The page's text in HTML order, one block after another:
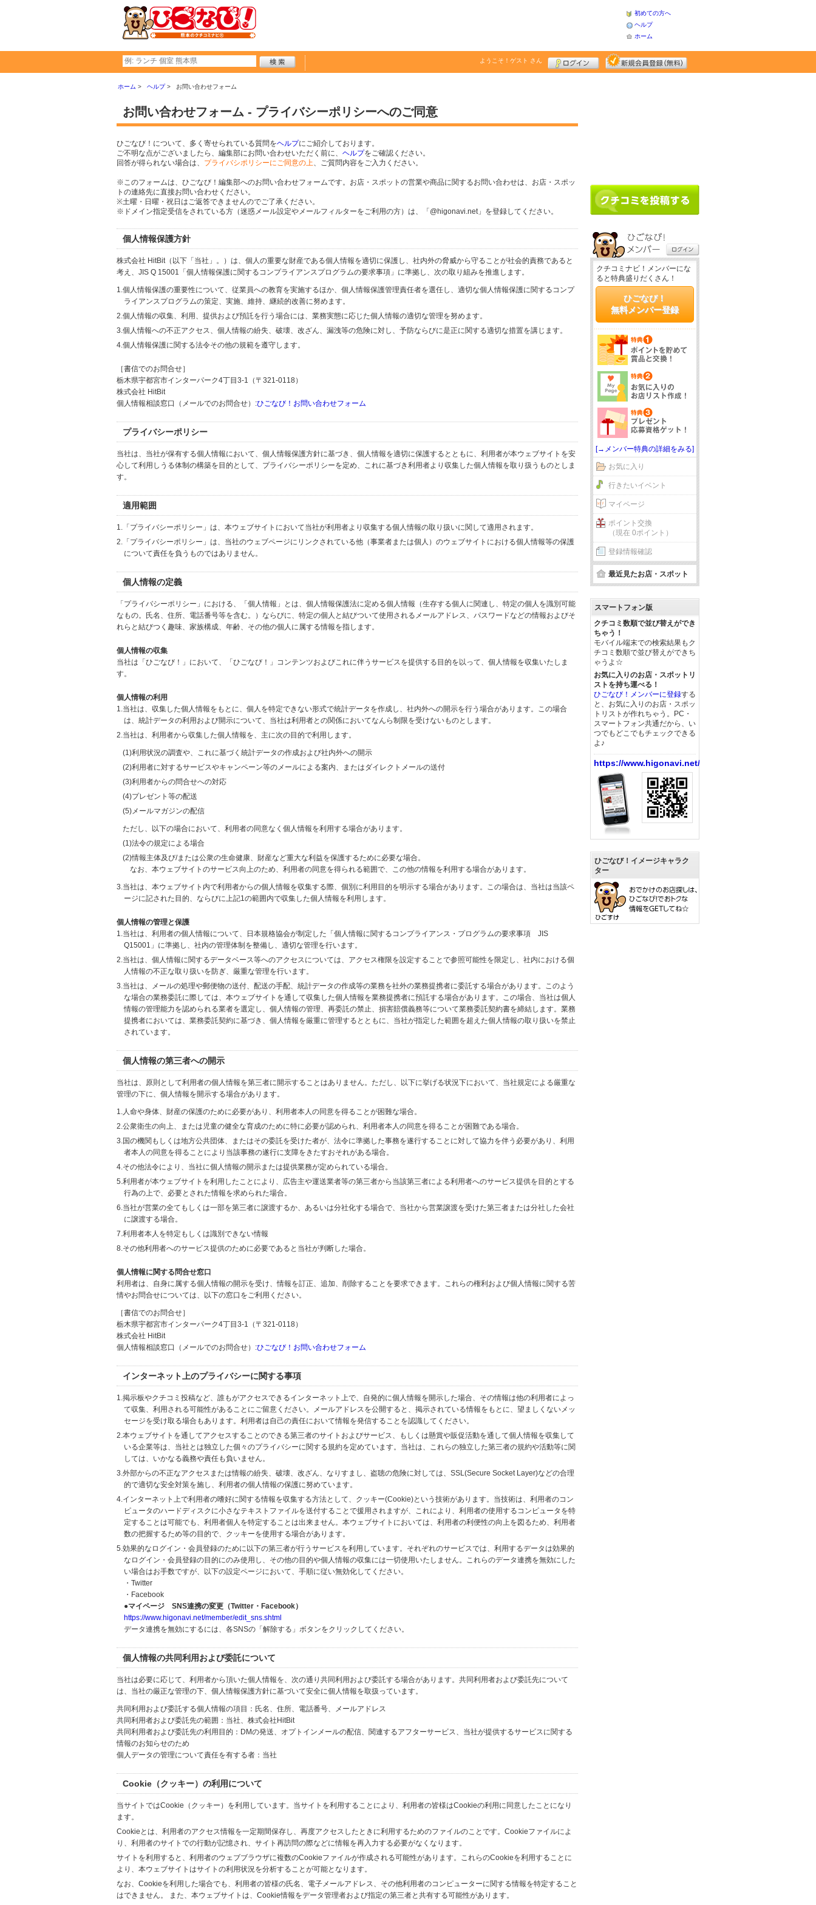
初めての方へ
ヘルプ
ホーム
ようこそ！ ゲスト さん
ホーム ヘルプ お問い合わせフォーム
お問い合わせフォーム - プライバシーポリシーへのご同意
ひごなび！について、多く寄せられている質問をヘルプにご紹介しております。
ご不明な点がございましたら、編集部にお問い合わせいただく前に、 ヘルプをご確認ください。
回答が得られない場合は、 プライバシポリシーにご同意の上、ご質問内容をご入力ください。
※このフォームは、ひごなび！編集部へのお問い合わせフォームです。お店・スポットの営業や商品に関するお問い合わせは、お店・スポッ
トの連絡先に直接お問い合わせください。
※土曜・日曜・祝日はご返答できませんのでご了承ください。
※ドメイン指定受信をされている方（迷惑メール設定やメールフィルターをご利用の方）は、「@higonavi.net」を登録してください。
個人情報保護方針
株式会社 HitBit（以下「当社」。）は、個人の重要な財産である個人情報を適切に保護し、社内外の脅威から守ることが社会的責務であると
考え、JIS Q 15001「個人情報保護に関するコンプライアンスプログラムの要求事項」に準拠し、次の取り組みを推進します。
1.個人情報保護の重要性について、従業員への教育を実施するほか、個人情報保護管理責任者を選任し、適切な個人情報保護に関するコンプ
ライアンスプログラムの策定、実施、維持、継続的改善に努めます。
2.個人情報の収集、利用、提供および預託を行う場合には、業務実態に応じた個人情報の適切な管理を努めます。
3.個人情報への不正アクセス、個人情報の紛失、破壊、改ざん、漏洩等の危険に対し、予防ならびに是正に関する適切な措置を講じます。
4.個人情報保護に関する法令その他の規範を遵守します。
［書信でのお問合せ］
栃木県宇都宮市インターパーク4丁目3-1（〒321-0118）
株式会社 HitBit
個人情報相談窓口（メールでのお問合せ）:ひごなび！お問い合わせフォーム
プライバシーポリシー
当社は、当社が保有する個人情報において、個人情報保護方針に基づき、個人情報を適切に保護するとともに、利用者が本ウェブサイトを安
心して利用しうる体制の構築を目的として、プライバシーポリシーを定め、これに基づき利用者より収集した個人情報を取り扱うものとしま
す。
適用範囲
1.「プライバシーポリシー」は、本ウェブサイトにおいて当社が利用者より収集する個人情報の取り扱いに関して適用されます。
2.「プライバシーポリシー」は、当社のウェブページにリンクされている他（事業者または個人）のウェブサイトにおける個人情報等の保護
について責任を負うものではありません。
個人情報の定義
「プライバシーポリシー」における、「個人情報」とは、個人情報保護法に定める個人情報（生存する個人に関連し、特定の個人を識別可能
なもの。氏名、住所、電話番号等を含む。）ならびに、特定の個人と結びついて使用されるメールアドレス、パスワードなどの情報およびそ
れらと結びつく趣味、家族構成、年齢、その他の個人に属する情報を指します。
個人情報の収集
当社は「ひごなび！」において、「ひごなび！」コンテンツおよびこれに伴うサービスを提供する目的を以って、個人情報を収集いたしま
す。
個人情報の利用
1.当社は、収集した個人情報をもとに、個人を特定できない形式で統計データを作成し、社内外への開示を行う場合があります。この場合
は、統計データの利用および開示について、当社は利用者との関係においてなんら制限を受けないものとします。
2.当社は、利用者から収集した個人情報を、主に次の目的で利用します。
(1)利用状況の調査や、これに基づく統計データの作成および社内外への開示
(2)利用者に対するサービスやキャンペーン等のメールによる案内、またはダイレクトメールの送付
(3)利用者からの問合せへの対応
(4)プレゼント等の配送
(5)メールマガジンの配信
ただし、以下の場合において、利用者の同意なく個人情報を利用する場合があります。
(1)法令の規定による場合
(2)情報主体及び/または公衆の生命健康、財産など重大な利益を保護するために必要な場合。
なお、本ウェブサイトのサービス向上のため、利用者の同意を得られる範囲で、この他の情報を利用する場合があります。
3.当社は、本ウェブサイト内で利用者からの個人情報を収集する際、個別に利用目的を明示する場合があります。この場合は、当社は当該ペ
ージに記された目的、ならびに上記1の範囲内で収集した個人情報を利用します。
個人情報の管理と保護
1.当社は、利用者の個人情報について、日本規格協会が制定した「個人情報に関するコンプライアンス・プログラムの要求事項 JIS
Q15001」に準拠し、社内の管理体制を整備し、適切な管理を行います。
2.当社は、個人情報に関するデータベース等へのアクセスについては、アクセス権限を設定することで参照可能性を限定し、社内における個
人情報の不正な取り扱いを防ぎ、厳重な管理を行います。
3.当社は、メールの処理や郵便物の送付、配送の手配、統計データの作成等の業務を社外の業務提携者に委託する場合があります。このよう
な場合の業務委託に際しては、本ウェブサイトを通して収集した個人情報を業務提携者に預託する場合があります。この場合、当社は個人
情報の管理能力を認められる業者を選定し、個人情報の管理、再委託の禁止、損害賠償義務等について業務委託契約書を締結します。業務
提携者においては、業務委託契約に基づき、個人情報を厳重に管理するとともに、当社が指定した範囲を超えた個人情報の取り扱いを禁止
されています。
個人情報の第三者への開示
当社は、原則として利用者の個人情報を第三者に開示することはありません。ただし、以下に挙げる状況下において、当社規定による厳重な
管理の下に、個人情報を開示する場合があります。
1.人命や身体、財産の保護のために必要があり、利用者本人の同意を得ることが困難な場合。
2.公衆衛生の向上、または児童の健全な育成のために特に必要が認められ、利用者本人の同意を得ることが困難である場合。
3.国の機関もしくは地方公共団体、またはその委託を受けた者が、法令に準拠した事務を遂行することに対して協力を伴う必要があり、利用
者本人の同意を得ることにより当該事務の遂行に支障をきたすおそれがある場合。
4.その他法令により、当社に個人情報の開示または提供業務が定められている場合。
5.利用者が本ウェブサイトを利用したことにより、広告主や運送業者等の第三者から当該第三者による利用者へのサービス提供を目的とする
行為の上で、必要とされた情報を求められた場合。
6.当社が営業の全てもしくは一部を第三者に譲渡するか、あるいは分社化する場合で、当社から営業譲渡を受けた第三者または分社した会社
に譲渡する場合。
7.利用者本人を特定もしくは識別できない情報
8.その他利用者へのサービス提供のために必要であると当社が判断した場合。
個人情報に関する問合せ窓口
利用者は、自身に属する個人情報の開示を受け、情報を訂正、追加、削除することを要求できます。これらの権利および個人情報に関する苦
情やお問合せについては、以下の窓口をご利用ください。
［書信でのお問合せ］
栃木県宇都宮市インターパーク4丁目3-1（〒321-0118）
株式会社 HitBit
個人情報相談窓口（メールでのお問合せ）:ひごなび！お問い合わせフォーム
インターネット上のプライバシーに関する事項
1.掲示板やクチコミ投稿など、誰もがアクセスできるインターネット上で、自発的に個人情報を開示した場合、その情報は他の利用者によっ
て収集、利用される可能性があることにご留意ください。メールアドレスを公開すると、掲示されている情報をもとに、望ましくないメッ
セージを受け取る場合もあります。利用者は自己の責任において情報を発信することを認識してください。
2.本ウェブサイトを通してアクセスすることのできる第三者のサイトおよびサービス、もしくは懸賞や販促活動を通して個人情報を収集して
いる企業等は、当社とは独立した個々のプライバシーに関する規約を定めています。当社は、これらの独立した第三者の規約や活動等に関
しては、いかなる義務や責任も負いません。
3.外部からの不正なアクセスまたは情報の紛失、破壊、改ざん、なりすまし、盗聴の危険に対しては、SSL(Secure Socket Layer)などの合理
的で適切な安全対策を施し、利用者の個人情報の保護に努めています。
4.インターネット上で利用者の嗜好に関する情報を収集する方法として、クッキー(Cookie)という技術があります。当技術は、利用者のコン
ピュータのハードディスクに小さなテキストファイルを送付することで援用されますが、これにより、利用者の使用するコンピュータを特
定することは可能でも、利用者個人を特定することは出来ません。本ウェブサイトにおいては、利用者の利便性の向上を図るため、利用者
数の把握するため等の目的で、クッキーを使用する場合があります。
5.効果的なログイン・会員登録のために以下の第三者が行うサービスを利用しています。それぞれのサービスでは、利用するデータは効果的
なログイン・会員登録の目的にのみ使用し、その他の目的や個人情報の収集には一切使用いたしません。これらのデータ連携を無効にした
い場合はお手数ですが、以下の設定ページにおいて、手順に従い無効化してください。
・Twitter
・Facebook
●マイページ SNS連携の変更（Twitter・Facebook）
https://www.higonavi.net/member/edit_sns.shtml
データ連携を無効にするには、各SNSの「解除する」ボタンをクリックしてください。
個人情報の共同利用および委託について
当社は必要に応じて、利用者から頂いた個人情報を、次の通り共同利用および委託する場合があります。共同利用者および委託先について
は、当社の厳正な管理の下、個人情報保護方針に基づいて安全に個人情報を取扱っています。
共同利用および委託する個人情報の項目：氏名、住所、電話番号、メールアドレス
共同利用者および委託先の範囲：当社、株式会社HitBit
共同利用者および委託先の利用目的：DMの発送、オプトインメールの配信、関連するアフターサービス、当社が提供するサービスに関する
情報のお知らせのため
個人データの管理について責任を有する者：当社
Cookie（クッキー）の利用について
当サイトではCookie（クッキー）を利用しています。当サイトを利用することにより、利用者の皆様はCookieの利用に同意したことになり
ます。
Cookieとは、利用者のアクセス情報を一定期間保存し、再度アクセスしたときに利用するためのファイルのことです。Cookieファイルによ
り、利用者のサイトでの行動が記憶され、サイト再訪問の際などに情報を再入力する必要がなくなります。
サイトを利用すると、利用者のウェブブラウザに複数のCookieファイルが作成される可能性があります。これらのCookieを利用することに
より、本ウェブサイトはサイトの利用状況を分析することが可能となります。
なお、Cookieを利用した場合でも、利用者の皆様の氏名、電子メールアドレス、その他利用者のコンピューターに関する情報を特定すること
はできません。 また、本ウェブサイトは、Cookie情報をデータ管理者および指定の第三者と共有する可能性があります。
クチコミナビ！メンバーにな
ると特典盛りだくさん！
ひごなび！
無料メンバー登録
[→メンバー特典の詳細をみる]
お気に入り
行きたいイベント
マイページ
ポイント交換
（現在 0ポイント）
登録情報確認
最近見たお店・スポット
スマートフォン版
クチコミ数順で並び替えができ
ちゃう！
モバイル端末での検索結果もク
チコミ数順で並び替えができち
ゃうよ☆
お気に入りのお店・スポットリ
ストを持ち運べる！
ひごなび！メンバーに登録する
と、お気に入りのお店・スポッ
トリストが作れちゃう。PC・
スマートフォン共通だから、い
つでもどこでもチェックできる
よ♪
https://www.higonavi.net/
ひごなび！イメージキャラク
ター